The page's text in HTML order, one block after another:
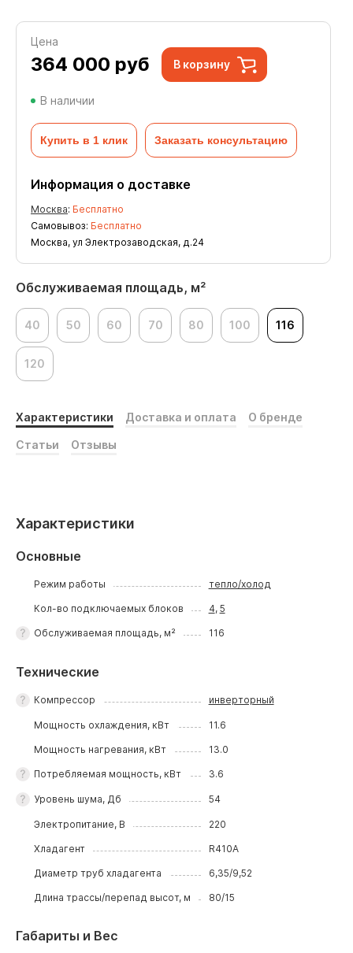
Обслуживаемая площадь, м²
40 50 60 70 80 100 116
120
Цена
364 000 руб В корзину
В наличии
Купить в 1 клик Заказать консультацию
Информация о доставке
Москва: Бесплатно
Самовывоз: Бесплатно
Москва, ул Электрозаводская, д.24
Характеристики Доставка и оплата О бренде
Статьи Отзывы
Характеристики
Основные
Режим работы тепло/холод
Кол-во подключаемых блоков 4, 5
Обслуживаемая площадь, м² 116
Технические
Компрессор инверторный
Мощность охлаждения, кВт 11.6
Мощность нагревания, кВт 13.0
Потребляемая мощность, кВт 3.6
Уровень шума, Дб 54
Электропитание, В 220
Хладагент R410A
Диаметр труб хладагента 6,35/9,52
Длина трассы/перепад высот, м 80/15
Габариты и Вес